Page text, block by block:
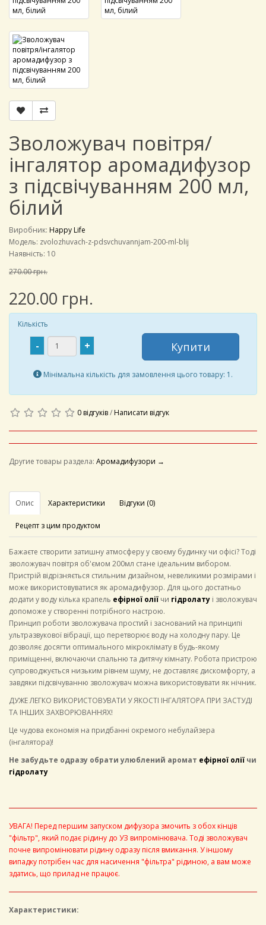
Зволожувач повітря/
інгалятор аромадифузор
з підсвічуванням 200 мл,
білий
Виробник: Happy Life
Модель: zvolozhuvach-z-pdsvchuvannjam-200-ml-blij
Наявність: 10
270.00 грн.
220.00 грн.
Кількість
- + Купити
Мінімальна кількість для замовлення цього товару: 1.
0 відгуків/Написати відгук
Другие товары раздела: Аромадифузори →
Опис Характеристики Відгуки (0)
Рецепт з цим продуктом
Бажаєте створити затишну атмосферу у своєму будинку чи офісі? Тоді
зволожувач повітря об'ємом 200мл стане ідеальним вибором.
Пристрій відрізняється стильним дизайном, невеликими розмірами і
може використовуватися як аромадифузор. Для цього достатньо
додати у воду кілька крапель ефірної олії чи гідролату і зволожувач
допоможе у створенні потрібного настрою.
Принцип роботи зволожувача простий і заснований на принципі
ультразвукової вібрації, що перетворює воду на холодну пару. Це
дозволяє досягти оптимального мікроклімату в будь-якому
приміщенні, включаючи спальню та дитячу кімнату. Робота пристрою
супроводжується низьким рівнем шуму, не доставляє дискомфорту, а
завдяки підсвічуванню зволожувач можна використовувати як нічник.
ДУЖЕ ЛЕГКО ВИКОРИСТОВУВАТИ У ЯКОСТІ ІНГАЛЯТОРА ПРИ ЗАСТУДІ
ТА ІНШИХ ЗАХВОРЮВАННЯХ!
Це чудова економія на придбанні окремого небулайзера
(інгалятора)!
Не забудьте одразу обрати улюблений аромат ефірної олії чи
гідролату
УВАГА! Перед першим запуском дифузора змочить з обох кінців
"фільтр", який подає рідину до УЗ випромінювача. Тоді зволожувач
почне випромінювати рідину одразу після вмикання. У іншому
випадку потрібен час для насичення "фільтра" рідиною, а вам може
здатись, що прилад не працює.
Характеристики: